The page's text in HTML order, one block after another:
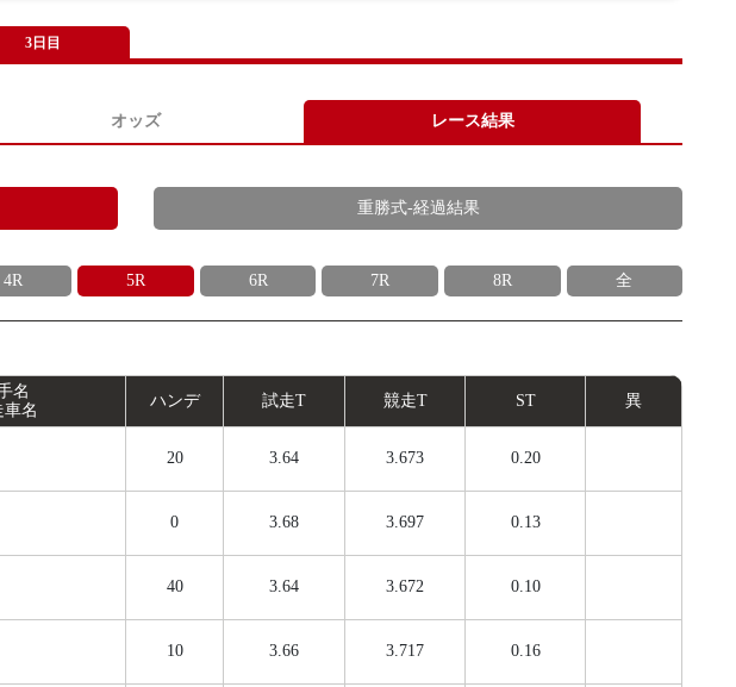
3日目
オッズ レース結果
重勝式-経過結果
4R 5R 6R 7R 8R 全
名
車名
ハンデ 試走T 競走T ST 異
20 3.64 3.673 0.20
0 3.68 3.697 0.13
40 3.64 3.672 0.10
10 3.66 3.717 0.16